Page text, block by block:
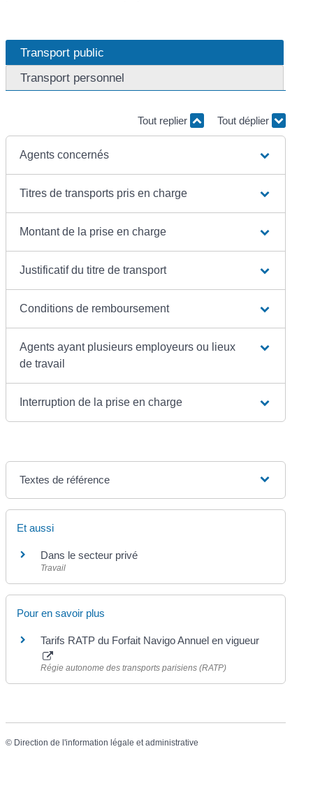
Transport public
Transport personnel
Tout replier Tout déplier
Agents concernés
Titres de transports pris en charge
Montant de la prise en charge
Justificatif du titre de transport
Conditions de remboursement
Agents ayant plusieurs employeurs ou lieux
de travail
Interruption de la prise en charge
Textes de référence
Et aussi
Dans le secteur privé
Travail
Pour en savoir plus
Tarifs RATP du Forfait Navigo Annuel en vigueur
Régie autonome des transports parisiens (RATP)
© Direction de l'information légale et administrative